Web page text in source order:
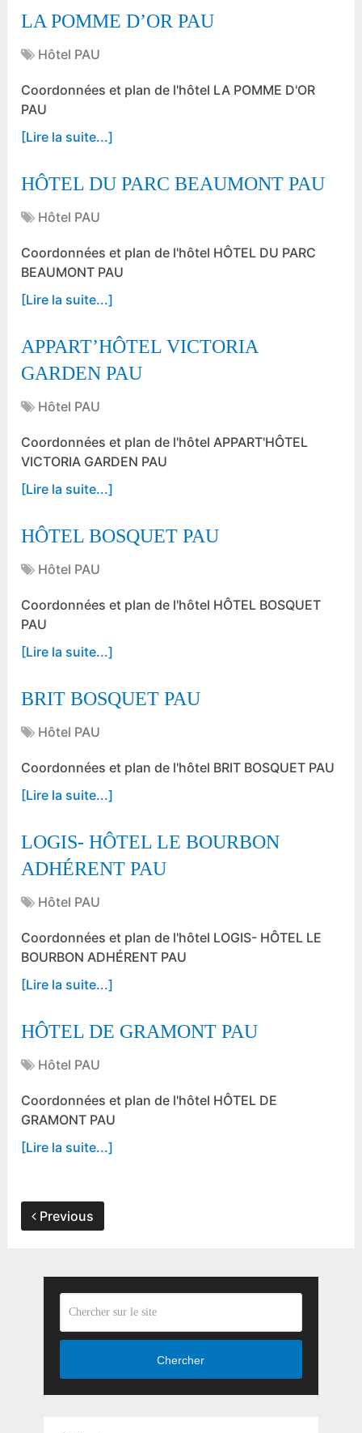
LA POMME D’OR PAU
Hôtel PAU
Coordonnées et plan de l'hôtel LA POMME D'OR
PAU
[Lire la suite...]
HÔTEL DU PARC BEAUMONT PAU
Hôtel PAU
Coordonnées et plan de l'hôtel HÔTEL DU PARC
BEAUMONT PAU
[Lire la suite...]
APPART’HÔTEL VICTORIA
GARDEN PAU
Hôtel PAU
Coordonnées et plan de l'hôtel APPART'HÔTEL
VICTORIA GARDEN PAU
[Lire la suite...]
HÔTEL BOSQUET PAU
Hôtel PAU
Coordonnées et plan de l'hôtel HÔTEL BOSQUET
PAU
[Lire la suite...]
BRIT BOSQUET PAU
Hôtel PAU
Coordonnées et plan de l'hôtel BRIT BOSQUET PAU
[Lire la suite...]
LOGIS- HÔTEL LE BOURBON
ADHÉRENT PAU
Hôtel PAU
Coordonnées et plan de l'hôtel LOGIS- HÔTEL LE
BOURBON ADHÉRENT PAU
[Lire la suite...]
HÔTEL DE GRAMONT PAU
Hôtel PAU
Coordonnées et plan de l'hôtel HÔTEL DE
GRAMONT PAU
[Lire la suite...]
Previous
Chercher